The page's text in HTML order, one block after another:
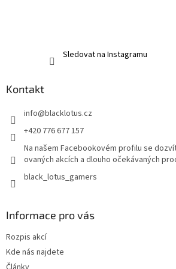
Sledovat na Instagramu
Kontakt
info@blacklotus.cz
+420 776 677 157
Na našem Facebookovém profilu se
ovaných akcích a dlouho očekávaných
black_lotus_gamers
Informace pro vás
Rozpis akcí
Kde nás najdete